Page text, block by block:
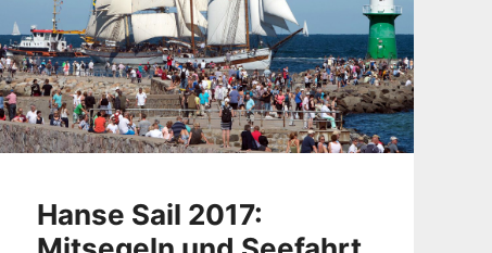
Hanse Sail 2017: